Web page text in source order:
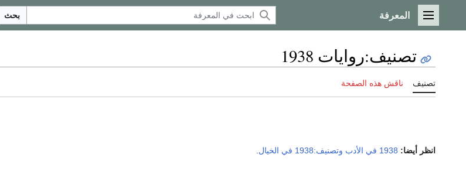
القائمة الرئيسية
المعرفة بحث
تصنيف:روايات 1938
تصنيف ناقش هذه الصفحة
انظر أيضا: 1938 في الأدب وتصنيف:1938 في الخيال